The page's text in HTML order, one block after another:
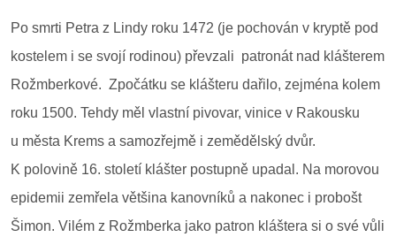
Po smrti Petra z Lindy roku 1472 (je pochován v kryptě pod
kostelem i se svojí rodinou) převzali patronát nad klášterem
Rožmberkové. Zpočátku se klášteru dařilo, zejména kolem
roku 1500. Tehdy měl vlastní pivovar, vinice v Rakousku
u města Krems a samozřejmě i zemědělský dvůr.
K polovině 16. století klášter postupně upadal. Na morovou
epidemii zemřela většina kanovníků a nakonec i probošt
Šimon. Vilém z Rožmberka jako patron kláštera si o své vůli